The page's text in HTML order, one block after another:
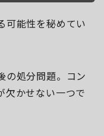
可能性を秘めてい
の処分問題。コン
欠かせない一つで